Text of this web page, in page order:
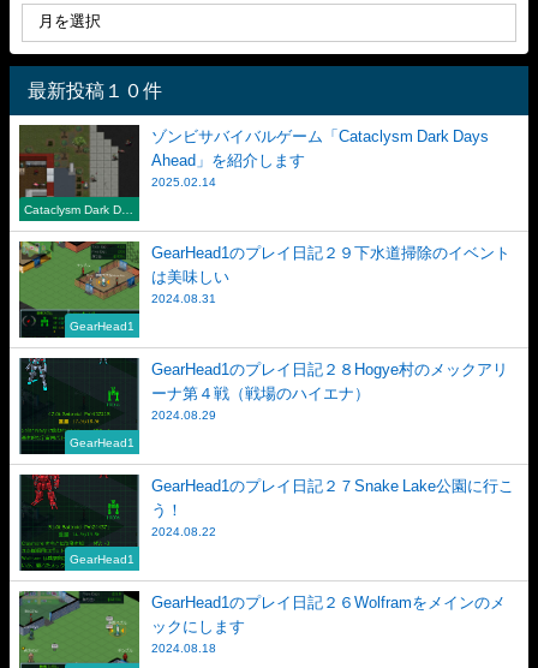
最新投稿１０件
Cataclysm Dark Day
ゾンビサバイバルゲーム「Cataclysm Dark Days
Ahead」を紹介します
2025.02.14
GearHead1
GearHead1のプレイ日記２９下水道掃除のイベント
は美味しい
2024.08.31
GearHead1
GearHead1のプレイ日記２８Hogye村のメックアリ
ーナ第４戦（戦場のハイエナ）
2024.08.29
GearHead1
GearHead1のプレイ日記２７Snake Lake公園に行こ
う！
2024.08.22
GearHead1のプレイ日記２６Wolframをメインのメ
ックにします
2024.08.18